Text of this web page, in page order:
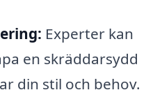
Experter kan
en skräddarsydd
din stil och behov.